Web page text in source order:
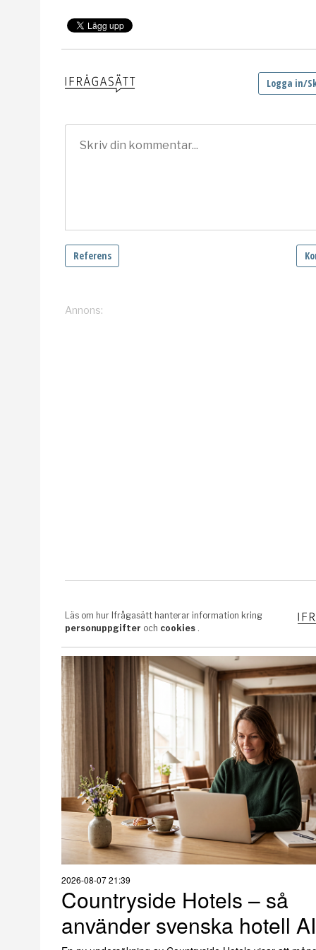
2026-08-07 21:39
Countryside Hotels – så
använder svenska hotell AI